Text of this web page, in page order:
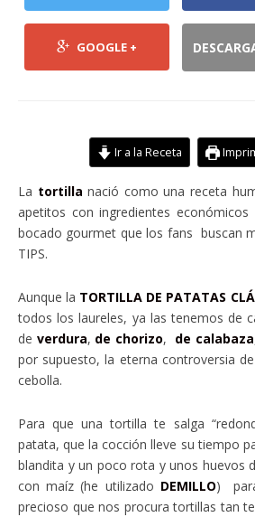
GOOGLE +
Ir a la Receta
La tortilla nació como una receta
apetitos con ingredientes
bocado gourmet que los fans buscan
TIPS.
Aunque la TORTILLA DE PATATAS
todos los laureles, ya las tenemos de
de verdura, de chorizo, de calabaza
por supuesto, la eterna controversia
cebolla.
Para que una tortilla te salga
patata, que la cocción lleve su tiempo
blandita y un poco rota y unos huevos
con maíz (he utilizado DEMILLO)
precioso que nos procura tortillas tan